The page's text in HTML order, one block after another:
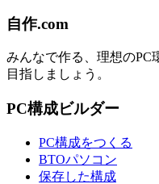
自作.com
みんなで作る、理想のPC
目指しましょう。
PC構成ビルダー
PC構成をつくる
BTOパソコン
保存した構成